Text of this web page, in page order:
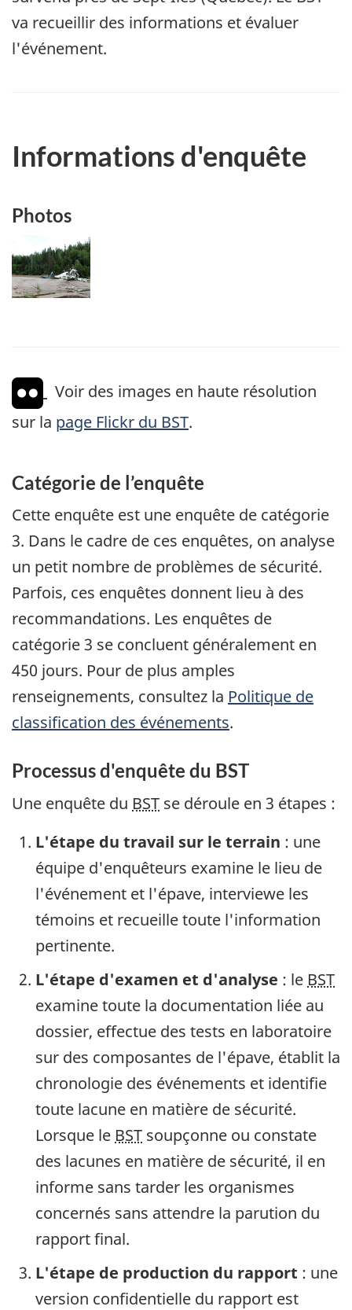
va recueillir des informations et évaluer
l'événement.
Informations d'enquête
Photos
Image
Voir des images en haute résolution
sur la page Flickr du BST.
Catégorie de l’enquête
Cette enquête est une enquête de catégorie
3. Dans le cadre de ces enquêtes, on analyse
un petit nombre de problèmes de sécurité.
Parfois, ces enquêtes donnent lieu à des
recommandations. Les enquêtes de
catégorie 3 se concluent généralement en
450 jours. Pour de plus amples
renseignements, consultez la Politique de
classification des événements.
Processus d'enquête du BST
Une enquête du BST se déroule en 3 étapes :
L'étape du travail sur le terrain : une
équipe d'enquêteurs examine le lieu de
l'événement et l'épave, interviewe les
témoins et recueille toute l'information
pertinente.
L'étape d'examen et d'analyse : le BST
examine toute la documentation liée au
dossier, effectue des tests en laboratoire
sur des composantes de l'épave, établit la
chronologie des événements et identifie
toute lacune en matière de sécurité.
Lorsque le BST soupçonne ou constate
des lacunes en matière de sécurité, il en
informe sans tarder les organismes
concernés sans attendre la parution du
rapport final.
L'étape de production du rapport : une
version confidentielle du rapport est